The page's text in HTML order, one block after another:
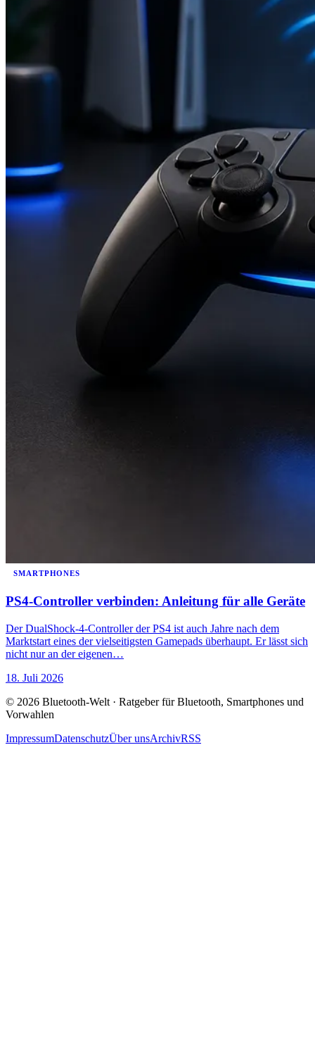
SMARTPHONES
PS4-Controller verbinden: Anleitung für alle Geräte
Der DualShock-4-Controller der PS4 ist auch Jahre nach dem
Marktstart eines der vielseitigsten Gamepads überhaupt. Er lässt sich
nicht nur an der eigenen…
18. Juli 2026
© 2026 Bluetooth-Welt · Ratgeber für Bluetooth, Smartphones und
Vorwahlen
ImpressumDatenschutzÜber unsArchivRSS